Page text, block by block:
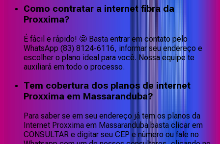
Como contratar a internet fibra da
Proxxima?
É fácil e rápido! 🤩 Basta entrar em contato pelo
WhatsApp (83) 8124-6116, informar seu endereço e
escolher o plano ideal para você. Nossa equipe te
auxiliará em todo o processo.
Tem cobertura dos planos de internet
Proxxima em Massaranduba?
Para saber se em seu endereço já tem os planos da
Internet Proxxima em Massaranduba basta clicar em
CONSULTAR e digitar seu CEP e número ou fale no